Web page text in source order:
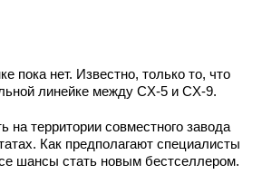
пока нет. Известно, только то, что
линейке между CX-5 и CX-9.
территории совместного завода
Как предполагают специалисты
шансы стать новым бестселлером.